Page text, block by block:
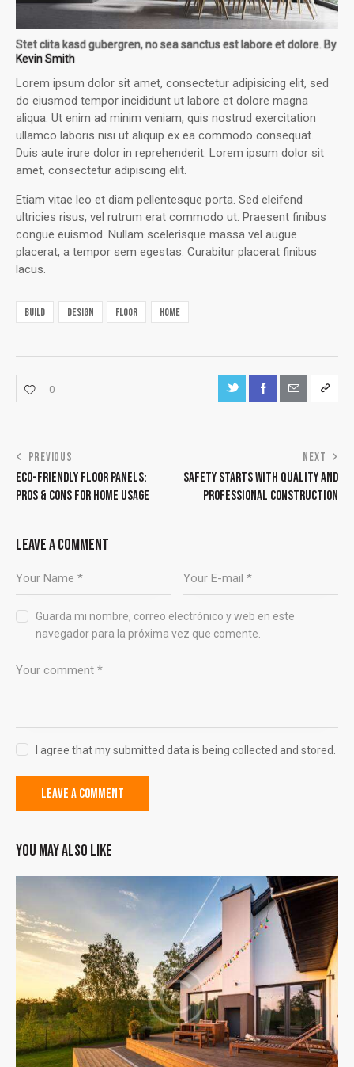
Stet clita kasd gubergren, no sea sanctus est labore et dolore. By
Kevin Smith
Lorem ipsum dolor sit amet, consectetur adipisicing elit, sed
do eiusmod tempor incididunt ut labore et dolore magna
aliqua. Ut enim ad minim veniam, quis nostrud exercitation
ullamco laboris nisi ut aliquip ex ea commodo consequat.
Duis aute irure dolor in reprehenderit. Lorem ipsum dolor sit
amet, consectetur adipiscing elit.
Etiam vitae leo et diam pellentesque porta. Sed eleifend
ultricies risus, vel rutrum erat commodo ut. Praesent finibus
congue euismod. Nullam scelerisque massa vel augue
placerat, a tempor sem egestas. Curabitur placerat finibus
lacus.
build design floor home
0
PREVIOUS
ECO-FRIENDLY FLOOR PANELS:
PROS & CONS FOR HOME USAGE
NEXT
SAFETY STARTS WITH QUALITY AND
PROFESSIONAL CONSTRUCTION
LEAVE A COMMENT
Guarda mi nombre, correo electrónico y web en este
navegador para la próxima vez que comente.
I agree that my submitted data is being collected and stored.
YOU MAY ALSO LIKE